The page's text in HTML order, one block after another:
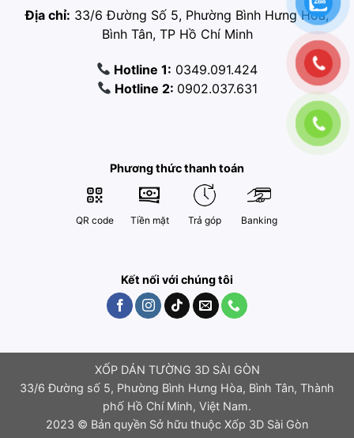
Địa chỉ: 33/6 Đường Số 5, Phường Bình Hưng Hòa,
Bình Tân, TP Hồ Chí Minh
Hotline 1: 0349.091.424
Hotline 2: 0902.037.631
Phương thức thanh toán
QR code Tiền mặt Trả góp Banking
Kết nối với chúng tôi
XỐP DÁN TƯỜNG 3D SÀI GÒN
33/6 Đường số 5, Phường Bình Hưng Hòa, Bình Tân, Thành
phố Hồ Chí Minh, Việt Nam.
2023 © Bản quyền Sở hữu thuộc Xốp 3D Sài Gòn